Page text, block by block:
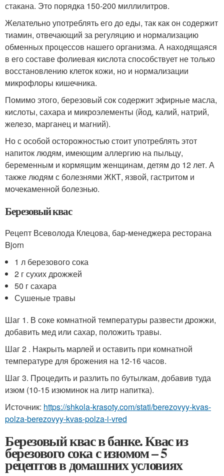
стакана. Это порядка 150-200 миллилитров.
Желательно употреблять его до еды, так как он содержит
тиамин, отвечающий за регуляцию и нормализацию
обменных процессов нашего организма. А находящаяся
в его составе фолиевая кислота способствует не только
восстановлению клеток кожи, но и нормализации
микрофлоры кишечника.
Помимо этого, березовый сок содержит эфирные масла,
кислоты, сахара и микроэлементы (йод, калий, натрий,
железо, марганец и магний).
Но с особой осторожностью стоит употреблять этот
напиток людям, имеющим аллергию на пыльцу,
беременным и кормящим женщинам, детям до 12 лет. А
также людям с болезнями ЖКТ, язвой, гастритом и
мочекаменной болезнью.
Березовый квас
Рецепт Всеволода Клецова, бар-менеджера ресторана
Bjorn
1 л березового сока
2 г сухих дрожжей
50 г сахара
Сушеные травы
Шаг 1. В соке комнатной температуры развести дрожжи,
добавить мед или сахар, положить травы.
Шаг 2 . Накрыть марлей и оставить при комнатной
температуре для брожения на 12-16 часов.
Шаг 3. Процедить и разлить по бутылкам, добавив туда
изюм (10-15 изюминок на литр напитка).
Источник: https://shkola-krasoty.com/stati/berezovyy-kvas-
polza-berezovyy-kvas-polza-i-vred
Березовый квас в банке. Квас из
березового сока с изюмом – 5
рецептов в домашних условиях